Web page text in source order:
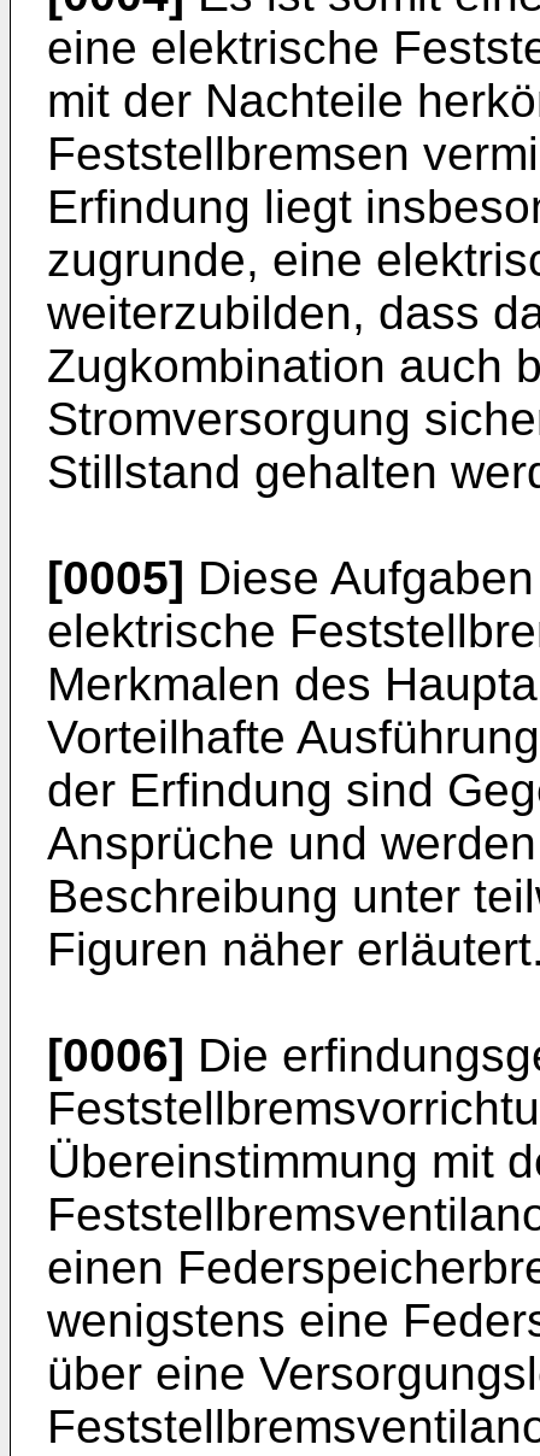
eine elektrische
mit der Nachteile
Feststellbremsen
Erfindung liegt
zugrunde, eine
weiterzubilden, dass
Zugkombination auch
Stromversorgung
Stillstand gehalten
[0005] Diese
elektrische
Merkmalen des
Vorteilhafte
der Erfindung sind
Ansprüche und
Beschreibung unter
Figuren näher
[0006] Die
Übereinstimmung mit
einen
wenigstens eine
über eine